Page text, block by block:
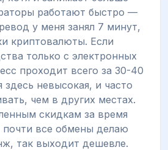
работают быстро —
у меня занял 7 минут,
криптовалюты. Если
только с электронных
проходит всего за 30-40
здесь невысокая, и часто
чем в других местах.
скидкам за время
почти все обмены делаю
так выходит дешевле.